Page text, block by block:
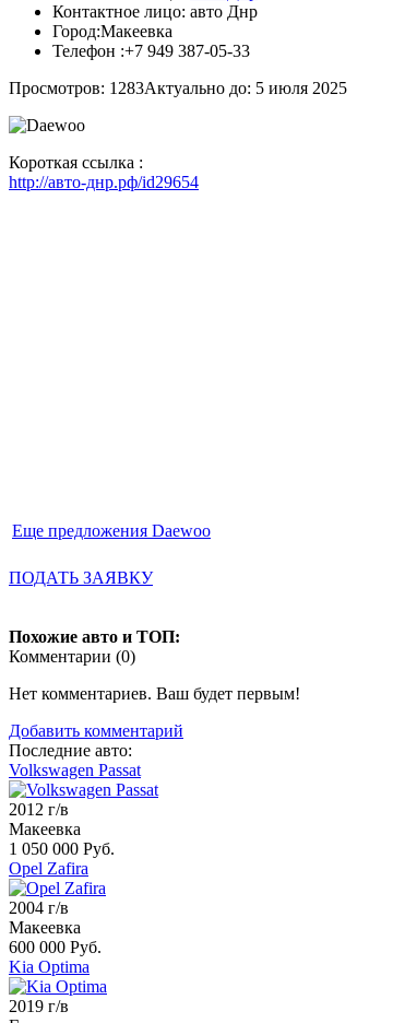
Контактное лицо: авто Днр
Город:Макеевка
Телефон :+7 949 387-05-33
Просмотров: 1283Актуально до: 5 июля 2025
Короткая ссылка :
http://авто-днр.рф/id29654
Еще предложения Daewoo
ПОДАТЬ ЗАЯВКУ
Похожие авто и ТОП:
Комментарии (0)
Нет комментариев. Ваш будет первым!
Добавить комментарий
Последние авто:
Volkswagen Passat
2012 г/в
Макеевка
1 050 000 Руб.
Opel Zafira
2004 г/в
Макеевка
600 000 Руб.
Kia Optima
2019 г/в